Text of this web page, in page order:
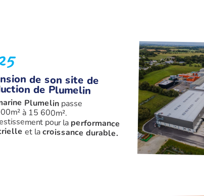
de son site de
de Plumelin
Plumelinpasse
à 15 600m².
pour la performance
et lacroissance durable.